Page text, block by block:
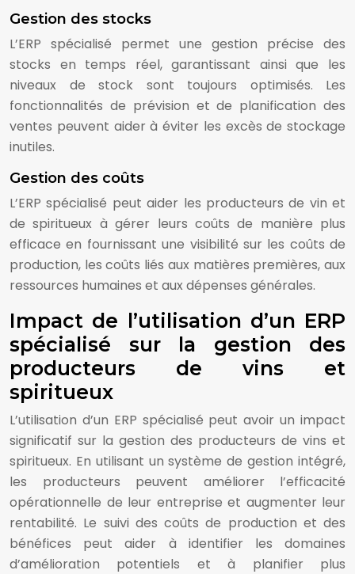
Gestion des stocks
L’ERP spécialisé permet une gestion précise des
stocks en temps réel, garantissant ainsi que les
niveaux de stock sont toujours optimisés. Les
fonctionnalités de prévision et de planification des
ventes peuvent aider à éviter les excès de stockage
inutiles.
Gestion des coûts
L’ERP spécialisé peut aider les producteurs de vin et
de spiritueux à gérer leurs coûts de manière plus
efficace en fournissant une visibilité sur les coûts de
production, les coûts liés aux matières premières, aux
ressources humaines et aux dépenses générales.
Impact de l’utilisation d’un ERP
spécialisé sur la gestion des
producteurs de vins et
spiritueux
L’utilisation d’un ERP spécialisé peut avoir un impact
significatif sur la gestion des producteurs de vins et
spiritueux. En utilisant un système de gestion intégré,
les producteurs peuvent améliorer l’efficacité
opérationnelle de leur entreprise et augmenter leur
rentabilité. Le suivi des coûts de production et des
bénéfices peut aider à identifier les domaines
d’amélioration potentiels et à planifier plus